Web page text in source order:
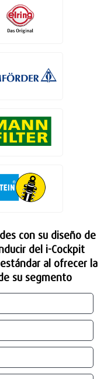
con su diseño de
del i-Cockpit
al ofrecer la
su segmento